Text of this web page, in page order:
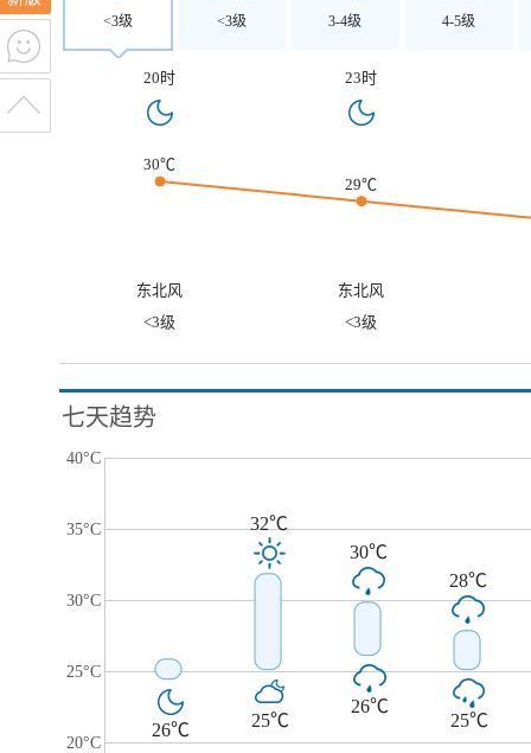
<3级 <3级 3-4级 4-5级
20时 23时
30℃
29℃
东北风
东北风
<3级
<3级
七天趋势
40°C
35°C
30°C
25°C
20°C
26℃
32℃
25℃
30℃
26℃
28℃
25℃